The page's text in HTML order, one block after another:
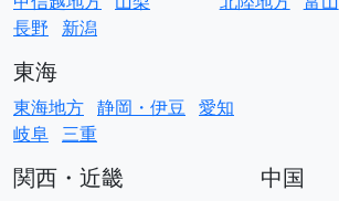
長野
新潟
東海
東海地方 静岡・伊豆 愛知
岐阜 三重
関西・近畿 中国